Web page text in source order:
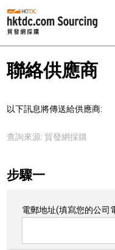
聯絡供應商
以下訊息將傳送給供應商:
查詢來源: 貿發網採購
步驟一
電郵地址(填寫您的公司